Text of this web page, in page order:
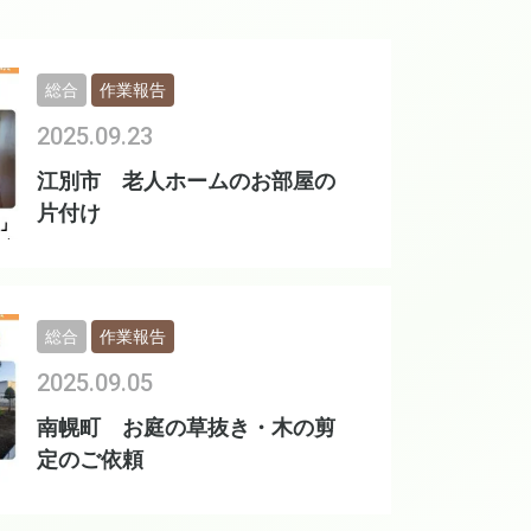
江別市 老人ホームのお部屋の
片付け
2025.09.23
総合 作業報告
南幌町 お庭の草抜き・木の剪
定のご依頼
2025.09.05
総合 作業報告